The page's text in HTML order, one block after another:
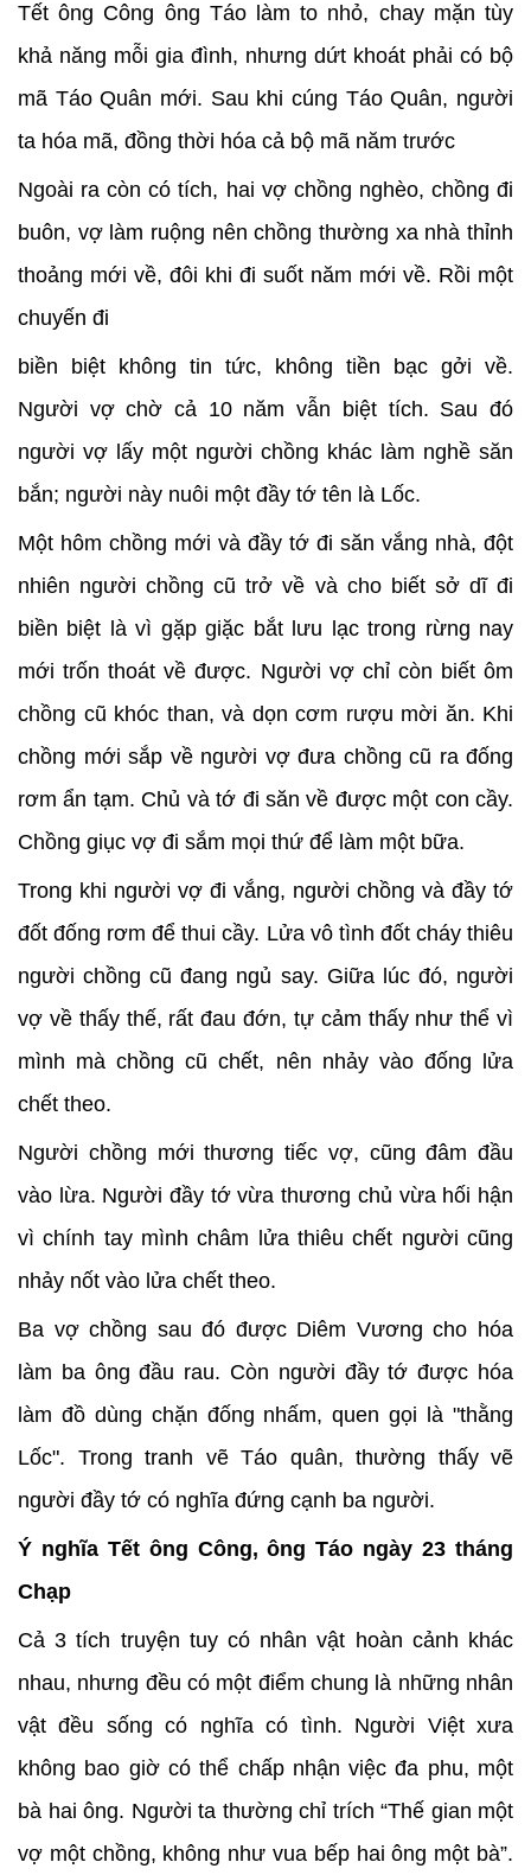
Tết ông Công ông Táo làm to nhỏ, chay mặn tùy
khả năng mỗi gia đình, nhưng dứt khoát phải có bộ
mã Táo Quân mới. Sau khi cúng Táo Quân, người
ta hóa mã, đồng thời hóa cả bộ mã năm trước
Ngoài ra còn có tích, hai vợ chồng nghèo, chồng đi
buôn, vợ làm ruộng nên chồng thường xa nhà thỉnh
thoảng mới về, đôi khi đi suốt năm mới về. Rồi một
chuyến đi
biền biệt không tin tức, không tiền bạc gởi về.
Người vợ chờ cả 10 năm vẫn biệt tích. Sau đó
người vợ lấy một người chồng khác làm nghề săn
bắn; người này nuôi một đầy tớ tên là Lốc.
Một hôm chồng mới và đầy tớ đi săn vắng nhà, đột
nhiên người chồng cũ trở về và cho biết sở dĩ đi
biền biệt là vì gặp giặc bắt lưu lạc trong rừng nay
mới trốn thoát về được. Người vợ chỉ còn biết ôm
chồng cũ khóc than, và dọn cơm rượu mời ăn. Khi
chồng mới sắp về người vợ đưa chồng cũ ra đống
rơm ẩn tạm. Chủ và tớ đi săn về được một con cầy.
Chồng giục vợ đi sắm mọi thứ để làm một bữa.
Trong khi người vợ đi vắng, người chồng và đầy tớ
đốt đống rơm để thui cầy. Lửa vô tình đốt cháy thiêu
người chồng cũ đang ngủ say. Giữa lúc đó, người
vợ về thấy thế, rất đau đớn, tự cảm thấy như thể vì
mình mà chồng cũ chết, nên nhảy vào đống lửa
chết theo.
Người chồng mới thương tiếc vợ, cũng đâm đầu
vào lừa. Người đầy tớ vừa thương chủ vừa hối hận
vì chính tay mình châm lửa thiêu chết người cũng
nhảy nốt vào lửa chết theo.
Ba vợ chồng sau đó được Diêm Vương cho hóa
làm ba ông đầu rau. Còn người đầy tớ được hóa
làm đồ dùng chặn đống nhấm, quen gọi là "thằng
Lốc". Trong tranh vẽ Táo quân, thường thấy vẽ
người đầy tớ có nghĩa đứng cạnh ba người.
Ý nghĩa Tết ông Công, ông Táo ngày 23 tháng
Chạp
Cả 3 tích truyện tuy có nhân vật hoàn cảnh khác
nhau, nhưng đều có một điểm chung là những nhân
vật đều sống có nghĩa có tình. Người Việt xưa
không bao giờ có thể chấp nhận việc đa phu, một
bà hai ông. Người ta thường chỉ trích “Thế gian một
vợ một chồng, không như vua bếp hai ông một bà”.